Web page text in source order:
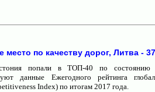
место по качеству дорог, Литва -
попали в ТОП-40 по
данные Ежегодного рейтинга
Index) по итогам 2017 года.